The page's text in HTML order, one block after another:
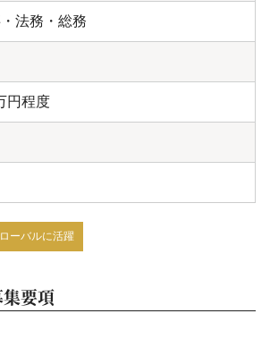
・法務・総務
円程度
ーバルに活躍
要項